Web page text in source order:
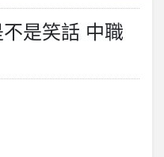
是笑話 中職